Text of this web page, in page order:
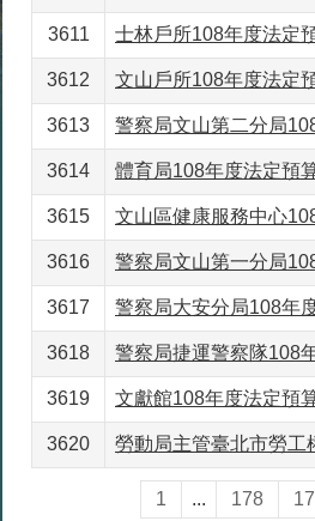
3611 士林戶所108年度法定
3612 文山戶所108年度法定
3613 警察局文山第二分局
3614 體育局108年度法定預
3615 文山區健康服務中心
3616 警察局文山第一分局
3617 警察局大安分局108年
3618 警察局捷運警察隊108
3619 文獻館108年度法定預
3620 勞動局主管臺北市勞工
1 ... 178